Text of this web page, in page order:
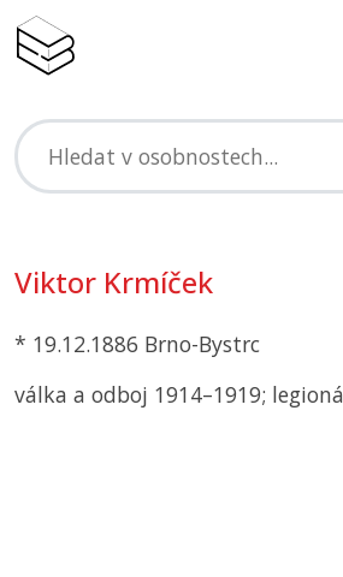
Viktor Krmíček
* 19.12.1886 Brno-Bystrc
válka a odboj 1914–1919;